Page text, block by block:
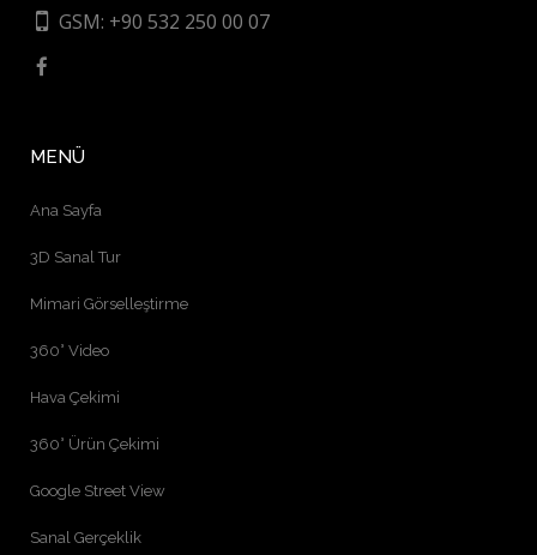
GSM: +90 532 250 00 07
MENÜ
Ana Sayfa
3D Sanal Tur
Mimari Görselleştirme
360° Video
Hava Çekimi
360° Ürün Çekimi
Google Street View
Sanal Gerçeklik